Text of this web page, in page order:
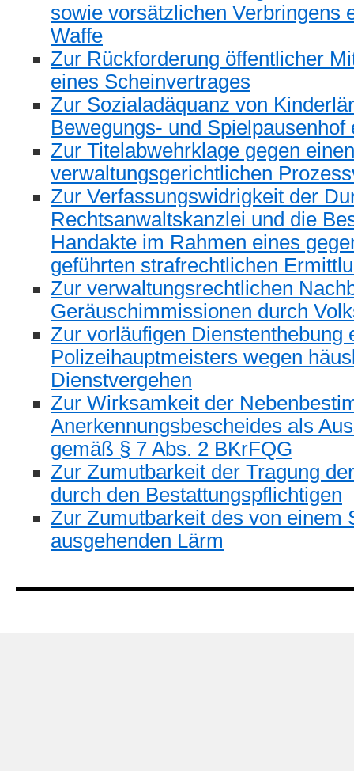
sowie vorsätzlichen Verbringens
Waffe
Zur Rückforderung öffentlicher
eines Scheinvertrages
Zur Sozialadäquanz von
Bewegungs- und Spielpausenhof
Zur Titelabwehrklage gegen
verwaltungsgerichtlichen
Zur Verfassungswidrigkeit der
Rechtsanwaltskanzlei und die
Handakte im Rahmen eines
geführten strafrechtlichen
Zur verwaltungsrechtlichen
Geräuschimmissionen durch
Zur vorläufigen Dienstenthebung
Polizeihauptmeisters wegen
Dienstvergehen
Zur Wirksamkeit der
Anerkennungsbescheides als
gemäß § 7 Abs. 2 BKrFQG
Zur Zumutbarkeit der Tragung
durch den Bestattungspflichtigen
Zur Zumutbarkeit des von einem
ausgehenden Lärm